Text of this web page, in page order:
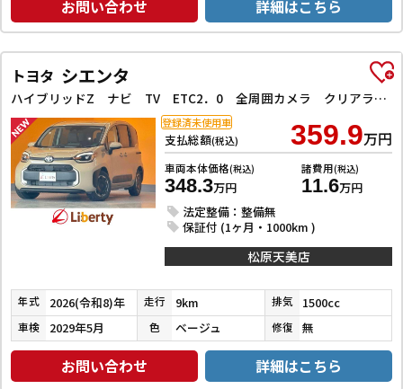
お問い合わせ 詳細はこちら
トヨタ シエンタ
ハイブリッドZ ナビ TV ETC2．0 全周囲カメラ クリアランスソナー オートクルーズコントロール レーンアシスト パークアシスト 衝突被害軽減システム 両側電動スライドドア オートマチックハイビーム
支払総額(税込) 359.9万円
車両本体価格(税込)
348.3万円
諸費用(税込)
11.6万円
法定整備：整備無
保証付 (1ヶ月・1000km )
登録済未使用車
松原天美店
年式 2026(令和8)年 走行 9km 排気 1500cc
車検 2029年5月 色 ベージュ 修復 無
お問い合わせ 詳細はこちら